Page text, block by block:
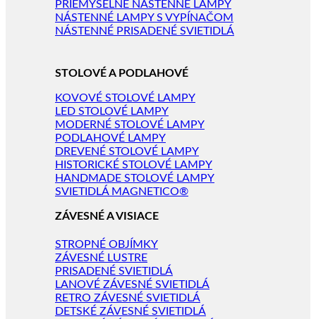
PRIEMYSELNÉ NÁSTENNÉ LAMPY
NÁSTENNÉ LAMPY S VYPÍNAČOM
NÁSTENNÉ PRISADENÉ SVIETIDLÁ
STOLOVÉ A PODLAHOVÉ
KOVOVÉ STOLOVÉ LAMPY
LED STOLOVÉ LAMPY
MODERNÉ STOLOVÉ LAMPY
PODLAHOVÉ LAMPY
DREVENÉ STOLOVÉ LAMPY
HISTORICKÉ STOLOVÉ LAMPY
HANDMADE STOLOVÉ LAMPY
SVIETIDLÁ MAGNETICO®
ZÁVESNÉ A VISIACE
STROPNÉ OBJÍMKY
ZÁVESNÉ LUSTRE
PRISADENÉ SVIETIDLÁ
LANOVÉ ZÁVESNÉ SVIETIDLÁ
RETRO ZÁVESNÉ SVIETIDLÁ
DETSKÉ ZÁVESNÉ SVIETIDLÁ